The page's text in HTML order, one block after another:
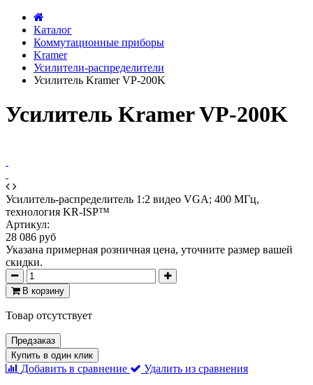
Каталог
Коммутационные приборы
Kramer
Усилители-распределители
Усилитель Kramer VP-200K
Усилитель Kramer VP-200K
Усилитель-распределитель 1:2 видео VGA; 400 МГц,
технология KR-ISP™
Артикул:
28 086 руб
Указана примерная розничная цена, уточните размер вашей
скидки.
В корзину
Товар отсутствует
Предзаказ
Купить в один клик
Добавить в сравнение
Удалить из сравнения